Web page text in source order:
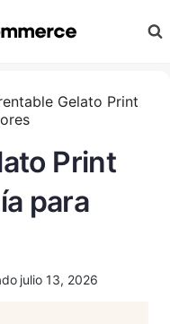
Gelato Print
Print
para
julio 13, 2026